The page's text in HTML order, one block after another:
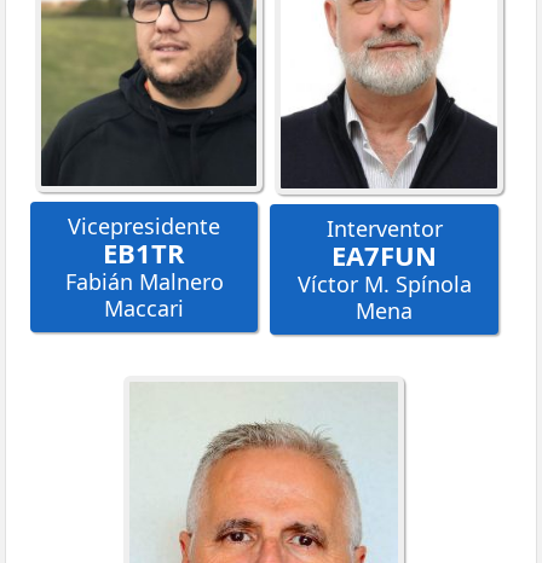
Vicepresidente
EB1TR
Fabián Malnero
Maccari
Interventor
EA7FUN
Víctor M. Spínola
Mena